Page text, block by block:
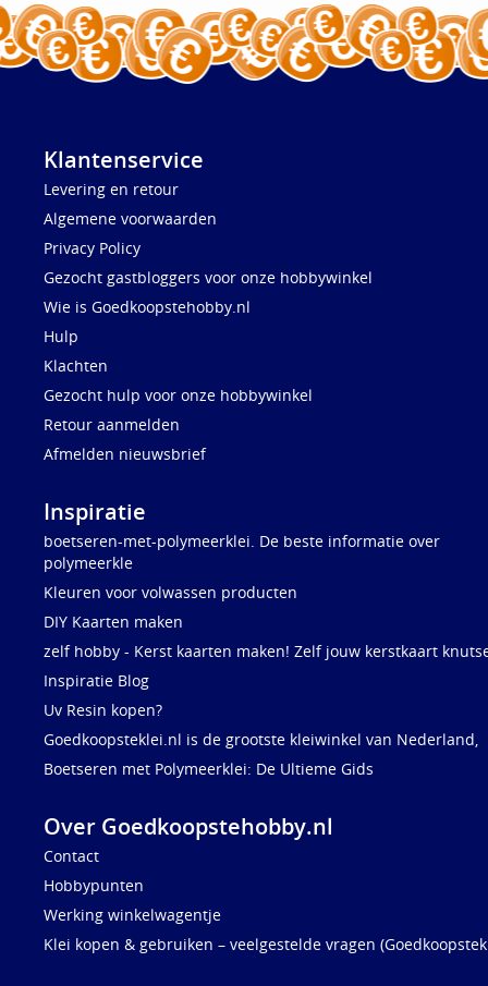
Klantenservice
Levering en retour
Algemene voorwaarden
Privacy Policy
Gezocht gastbloggers voor onze hobbywinkel
Wie is Goedkoopstehobby.nl
Hulp
Klachten
Gezocht hulp voor onze hobbywinkel
Retour aanmelden
Afmelden nieuwsbrief
Inspiratie
boetseren-met-polymeerklei. De beste informatie over
polymeerkle
Kleuren voor volwassen producten
DIY Kaarten maken
zelf hobby - Kerst kaarten maken! Zelf jouw kerstkaart
Inspiratie Blog
Uv Resin kopen?
Goedkoopsteklei.nl is de grootste kleiwinkel van Nederland,
Boetseren met Polymeerklei: De Ultieme Gids
Over Goedkoopstehobby.nl
Contact
Hobbypunten
Werking winkelwagentje
Klei kopen & gebruiken – veelgestelde vragen